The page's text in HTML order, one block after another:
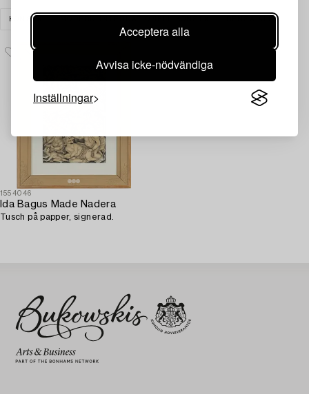
Acceptera alla
Avvisa icke-nödvändiga
Inställningar
KONST RENSA ALLA
1554046
Ida Bagus Made Nadera
Tusch på papper, signerad.